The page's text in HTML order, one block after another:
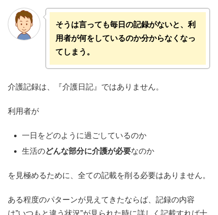
そうは言っても毎日の記録がないと、利
用者が何をしているのか分からなくなっ
てしまう。
介護記録は、『介護日記』ではありません。
利用者が
一日をどのように過ごしているのか
生活のどんな部分に介護が必要なのか
を見極めるために、全ての記載を削る必要はありません。
ある程度のパターンが見えてきたならば、記録の内容